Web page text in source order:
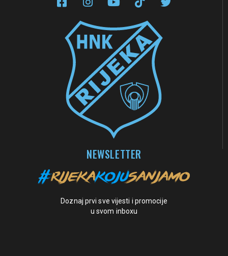
NEWSLETTER
Doznaj prvi sve vijesti i promocije
u svom inboxu